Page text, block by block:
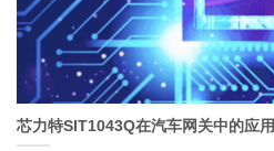
芯力特SIT1043Q在汽车网关中的应用